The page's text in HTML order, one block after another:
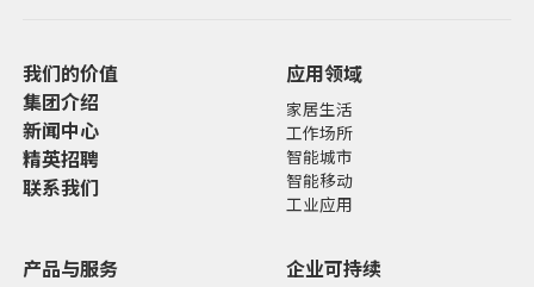
我们的价值
集团介绍
新闻中心
精英招聘
联系我们
应用领域
家居生活
工作场所
智能城市
智能移动
工业应用
产品与服务 企业可持续